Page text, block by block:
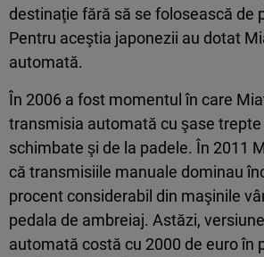
destinaţie fără să se folosească de
Pentru aceştia japonezii au dotat
automată.
În 2006 a fost momentul în care
transmisia automată cu şase
schimbate şi de la padele. În 2011
că transmisiile manuale dominau
procent considerabil din maşinile
pedala de ambreiaj. Astăzi,
automată costă cu 2000 de euro în